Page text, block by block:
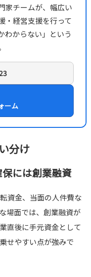
家チームが、幅広い
・経営支援を行って
わからない」という
ーム
分け
には創業融資
資金、当面の人件費な
場面では、創業融資が
直後に手元資金として
せやすい点が強みで